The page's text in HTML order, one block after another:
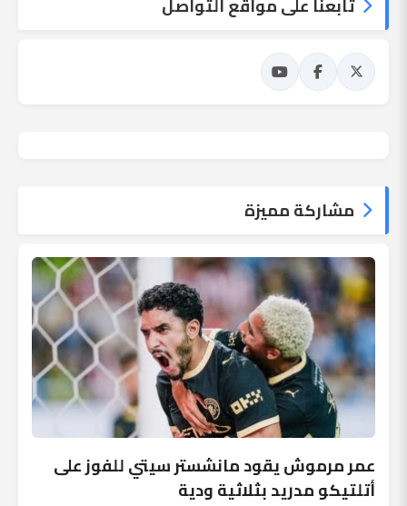
مشاركة مميزة
عمر مرموش يقود مانشستر سيتي للفوز على
أتلتيكو مدريد بثلاثية ودية